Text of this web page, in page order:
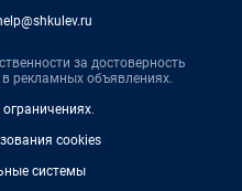
за достоверность
рекламных объявлениях.
.
cookies
системы